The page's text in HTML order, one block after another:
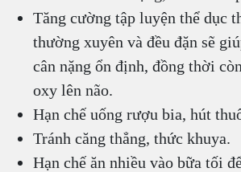
Tăng cường tập luyện thể dục
thường xuyên và đều đặn sẽ
cân nặng ổn định, đồng thời
oxy lên não.
Hạn chế uống rượu bia, hút
Tránh căng thẳng, thức khuya.
Hạn chế ăn nhiều vào bữa tối